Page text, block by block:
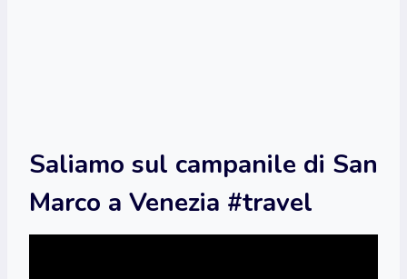
Saliamo sul campanile di San
Marco a Venezia #travel